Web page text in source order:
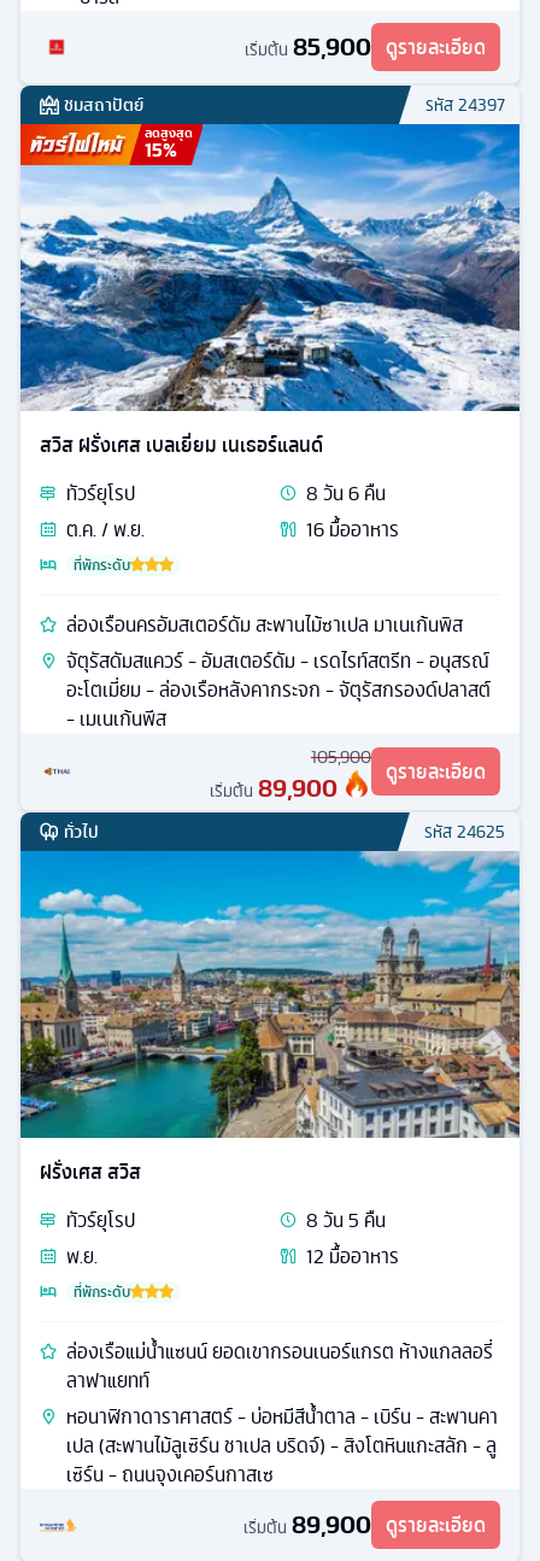
เริ่มต้น 85,900 ดูรายละเอียด
ชมสถาปัตย์ รหัส24397
ลดสูงสุด
15%
สวิส ฝรั่งเศส เบลเยี่ยม เนเธอร์แลนด์
ทัวร์ยุโรป 8วัน6คืน
ต.ค. / พ.ย.
16มื้ออาหาร
ที่พักระดับ
ล่องเรือนครอัมสเตอร์ดัม สะพานไม้ซาเปล มาเนเก้นพิส
จัตุรัสดัมสแควร์ - อัมสเตอร์ดัม - เรดไรท์สตรีท - อนุสรณ์
อะโตเมี่ยม - ล่องเรือหลังคากระจก - จัตุรัสกรองด์ปลาสต์
- เมเนเก้นพีส
105,900
เริ่มต้น 89,900 ดูรายละเอียด
ทั่วไป รหัส24625
ฝรั่งเศส สวิส
ทัวร์ยุโรป 8วัน5 คืน
พ.ย.
12 มื้ออาหาร
ที่พักระดับ
ล่องเรือแม่น้ำแซนน์ ยอดเขากรอนเนอร์แกรต ห้างแกลลอรี่
ลาฟาแยทท์
หอนาฬิกาดาราศาสตร์ - บ่อหมีสีน้ําตาล - เบิร์น - สะพานคา
เปล (สะพานไม้ลูเซิร์น ชาเปล บริดจ์) - สิงโตหินแกะสลัก - ลู
เซิร์น - ถนนจุงเคอร์นกาสเซ
เริ่มต้น 89,900 ดูรายละเอียด